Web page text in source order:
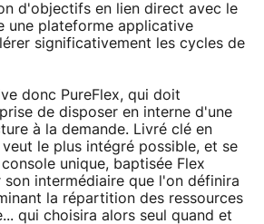
d'objectifs en lien direct avec le
une plateforme applicative
significativement les cycles de
donc PureFlex, qui doit
de disposer en interne d'une
à la demande. Livré clé en
veut le plus intégré possible, et se
unique, baptisée Flex
son intermédiaire que l'on définira
la répartition des ressources
qui choisira alors seul quand et